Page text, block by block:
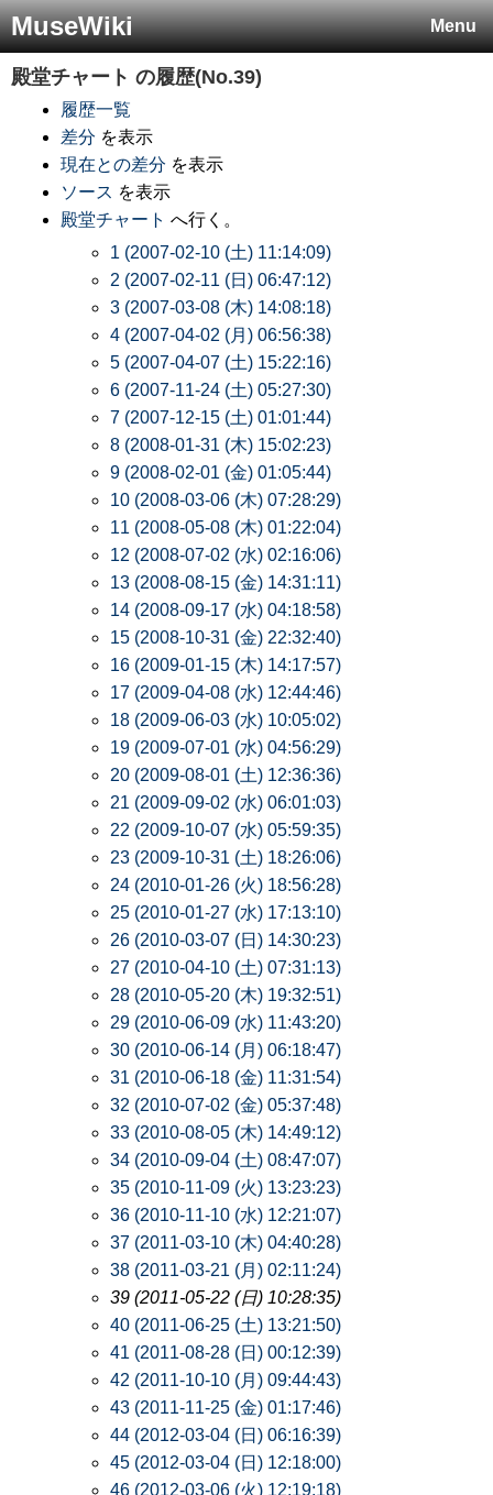
Menu
MuseWiki
殿堂チャート の履歴(No.39)
履歴一覧
差分 を表示
現在との差分 を表示
ソース を表示
殿堂チャート へ行く。
1 (2007-02-10 (土) 11:14:09)
2 (2007-02-11 (日) 06:47:12)
3 (2007-03-08 (木) 14:08:18)
4 (2007-04-02 (月) 06:56:38)
5 (2007-04-07 (土) 15:22:16)
6 (2007-11-24 (土) 05:27:30)
7 (2007-12-15 (土) 01:01:44)
8 (2008-01-31 (木) 15:02:23)
9 (2008-02-01 (金) 01:05:44)
10 (2008-03-06 (木) 07:28:29)
11 (2008-05-08 (木) 01:22:04)
12 (2008-07-02 (水) 02:16:06)
13 (2008-08-15 (金) 14:31:11)
14 (2008-09-17 (水) 04:18:58)
15 (2008-10-31 (金) 22:32:40)
16 (2009-01-15 (木) 14:17:57)
17 (2009-04-08 (水) 12:44:46)
18 (2009-06-03 (水) 10:05:02)
19 (2009-07-01 (水) 04:56:29)
20 (2009-08-01 (土) 12:36:36)
21 (2009-09-02 (水) 06:01:03)
22 (2009-10-07 (水) 05:59:35)
23 (2009-10-31 (土) 18:26:06)
24 (2010-01-26 (火) 18:56:28)
25 (2010-01-27 (水) 17:13:10)
26 (2010-03-07 (日) 14:30:23)
27 (2010-04-10 (土) 07:31:13)
28 (2010-05-20 (木) 19:32:51)
29 (2010-06-09 (水) 11:43:20)
30 (2010-06-14 (月) 06:18:47)
31 (2010-06-18 (金) 11:31:54)
32 (2010-07-02 (金) 05:37:48)
33 (2010-08-05 (木) 14:49:12)
34 (2010-09-04 (土) 08:47:07)
35 (2010-11-09 (火) 13:23:23)
36 (2010-11-10 (水) 12:21:07)
37 (2011-03-10 (木) 04:40:28)
38 (2011-03-21 (月) 02:11:24)
39 (2011-05-22 (日) 10:28:35)
40 (2011-06-25 (土) 13:21:50)
41 (2011-08-28 (日) 00:12:39)
42 (2011-10-10 (月) 09:44:43)
43 (2011-11-25 (金) 01:17:46)
44 (2012-03-04 (日) 06:16:39)
45 (2012-03-04 (日) 12:18:00)
46 (2012-03-06 (火) 12:19:18)